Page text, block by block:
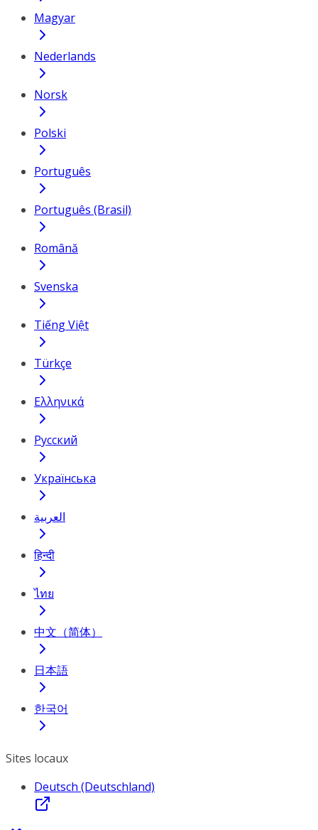
Magyar
Nederlands
Norsk
Polski
Português
Português (Brasil)
Română
Svenska
Tiếng Việt
Türkçe
Ελληνικά
Русский
Українська
العربية
हिन्दी
ไทย
中文（简体）
日本語
한국어
Sites locaux
Deutsch (Deutschland)